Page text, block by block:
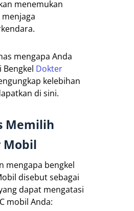
menemukan
mengapa Anda
Dokter
kelebihan
di sini.
Memilih
Mobil
mengapa bengkel
disebut sebagai
dapat mengatasi
mobil Anda: